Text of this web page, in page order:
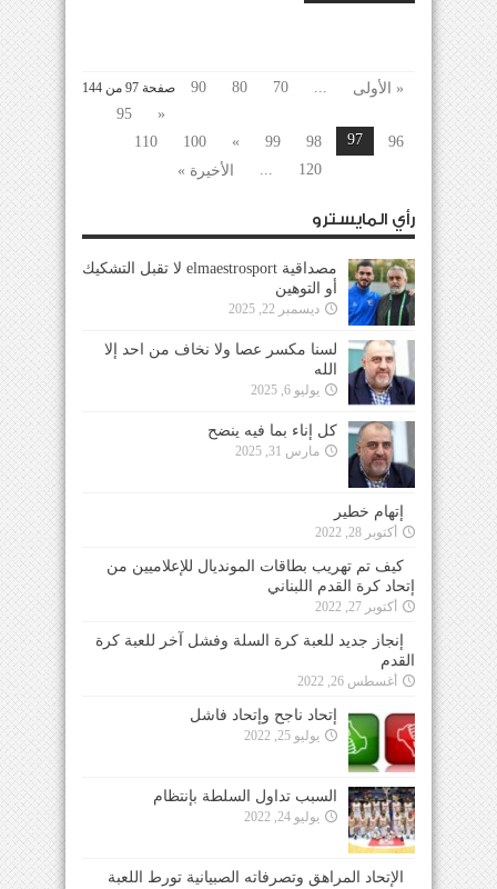
صفحة 97 من 144 « الأولى ...
70
80
90
«
95
96
97
98
99
»
100
110
120
... الأخيرة »
رأي المايسترو
مصداقية elmaestrosport لا تقبل التشكيك
أو التوهين
ديسمبر 22, 2025
لسنا مكسر عصا ولا نخاف من احد إلا
الله
يوليو 6, 2025
كل إناء بما فيه ينضح
مارس 31, 2025
إتهام خطير
أكتوبر 28, 2022
كيف تم تهريب بطاقات المونديال للإعلاميين من
إتحاد كرة القدم اللبناني
أكتوبر 27, 2022
إنجاز جديد للعبة كرة السلة وفشل آخر للعبة كرة
القدم
أغسطس 26, 2022
إتحاد ناجح وإتحاد فاشل
يوليو 25, 2022
السبب تداول السلطة بإنتظام
يوليو 24, 2022
الإتحاد المراهق وتصرفاته الصبيانية تورط اللعبة